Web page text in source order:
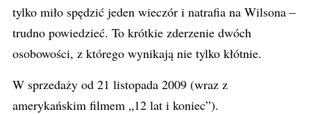
tylko miło spędzić jeden wieczór i natrafia na Wilsona –
trudno powiedzieć. To krótkie zderzenie dwóch
osobowości, z którego wynikają nie tylko kłótnie.
W sprzedaży od 21 listopada 2009 (wraz z
amerykańskim filmem „12 lat i koniec”).